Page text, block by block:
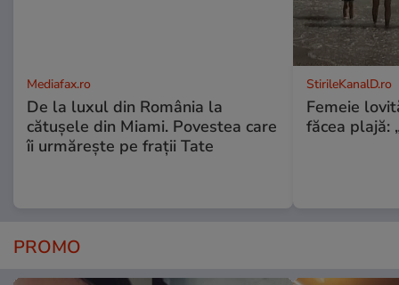
Mediafax.ro
De la luxul din România la
cătușele din Miami. Povestea care
îi urmărește pe frații Tate
StirileKanalD.ro
Femeie
făcea plajă:
PROMO